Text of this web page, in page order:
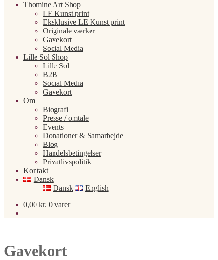
Thomine Art Shop
LE Kunst print
Eksklusive LE Kunst print
Originale værker
Gavekort
Social Media
Lille Sol Shop
Lille Sol
B2B
Social Media
Gavekort
Om
Biografi
Presse / omtale
Events
Donationer & Samarbejde
Blog
Handelsbetingelser
Privatlivspolitik
Kontakt
Dansk
Dansk
English
0,00 kr. 0 varer
Gavekort